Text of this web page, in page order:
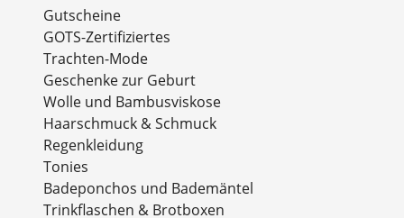
Gutscheine
GOTS-Zertifiziertes
Trachten-Mode
Geschenke zur Geburt
Wolle und Bambusviskose
Haarschmuck & Schmuck
Regenkleidung
Tonies
Badeponchos und Bademäntel
Trinkflaschen & Brotboxen